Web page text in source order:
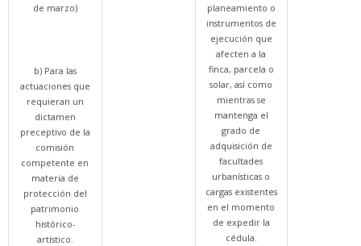
de marzo)
b) Para las
actuaciones que
requieran un
dictamen
preceptivo de la
comisión
competente en
materia de
protección del
patrimonio
histórico-
artístico.
planeamiento o
instrumentos de
ejecución que
afecten a la
finca, parcela o
solar, así como
mientras se
mantenga el
grado de
adquisición de
facultades
urbanísticas o
cargas existentes
en el momento
de expedir la
cédula.